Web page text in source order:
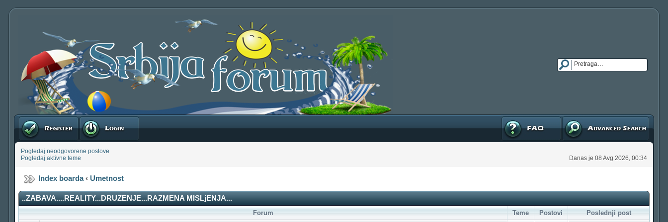
Registruj se Prijavite se Napredna pretraga
FAQ
Pogledaj neodgovorene postove
Pogledaj aktivne teme
Danas je 08 Avg 2026, 00:34
Index boarda‹ Umetnost
..ZABAVA....REALITY...DRUZENJE...RAZMENA MISLjENJA...
Forum Teme Postovi Poslednji post